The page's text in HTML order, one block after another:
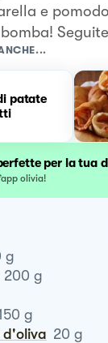
e
patate
per la tua
olivia!
g
200 g
g
d'oliva 20 g